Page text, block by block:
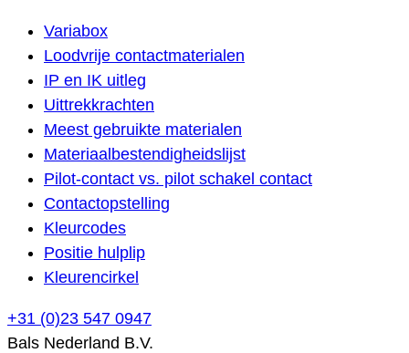
Variabox
Loodvrije contactmaterialen
IP en IK uitleg
Uittrekkrachten
Meest gebruikte materialen
Materiaalbestendigheidslijst
Pilot-contact vs. pilot schakel contact
Contactopstelling
Kleurcodes
Positie hulplip
Kleurencirkel
+31 (0)23 547 0947
Bals Nederland B.V.